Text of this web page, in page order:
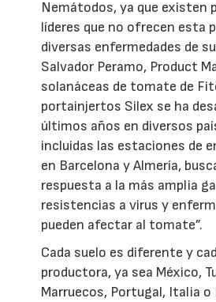
Nemátodos, ya que existen
líderes que no ofrecen esta
diversas enfermedades de
Salvador Peramo, Product
solanáceas de tomate de
portainjertos Silex se ha
últimos años en diversos
incluidas las estaciones de
en Barcelona y Almería,
respuesta a la más amplia
resistencias a virus y
pueden afectar al tomate”.
Cada suelo es diferente y
productora, ya sea México,
Marruecos, Portugal, Italia o